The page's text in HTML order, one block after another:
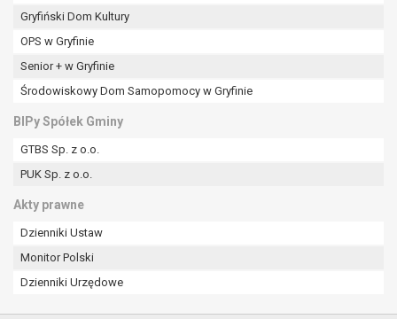
Gryfiński Dom Kultury
OPS w Gryfinie
Senior + w Gryfinie
Środowiskowy Dom Samopomocy w Gryfinie
BIPy Spółek Gminy
GTBS Sp. z o.o.
PUK Sp. z o.o.
Akty prawne
Dzienniki Ustaw
Monitor Polski
Dzienniki Urzędowe